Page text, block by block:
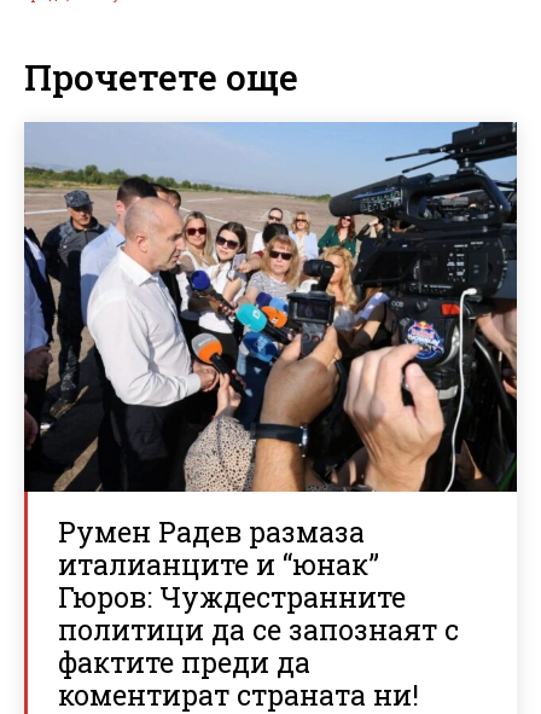
Прочетете още
Румен Радев размаза
италианците и “юнак”
Гюров: Чуждестранните
политици да се запознаят с
фактите преди да
коментират страната ни!